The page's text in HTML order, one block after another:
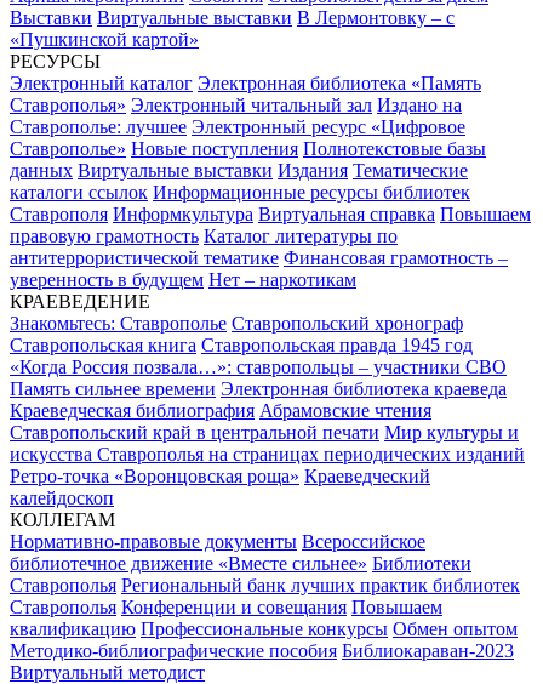
Выставки Виртуальные выставки В Лермонтовку – с
«Пушкинской картой»
РЕСУРСЫ
Электронный каталог Электронная библиотека «Память
Ставрополья» Электронный читальный зал Издано на
Ставрополье: лучшее Электронный ресурс «Цифровое
Ставрополье» Новые поступления Полнотекстовые базы
данных Виртуальные выставки Издания Тематические
каталоги ссылок Информационные ресурсы библиотек
Ставрополя Информкультура Виртуальная справка Повышаем
правовую грамотность Каталог литературы по
антитеррористической тематике Финансовая грамотность –
уверенность в будущем Нет – наркотикам
КРАЕВЕДЕНИЕ
Знакомьтесь: Ставрополье Ставропольский хронограф
Ставропольская книга Ставропольская правда 1945 год
«Когда Россия позвала…»: ставропольцы – участники СВО
Память сильнее времени Электронная библиотека краеведа
Краеведческая библиография Абрамовские чтения
Ставропольский край в центральной печати Мир культуры и
искусства Ставрополья на страницах периодических изданий
Ретро-точка «Воронцовская роща» Краеведческий
калейдоскоп
КОЛЛЕГАМ
Нормативно-правовые документы Всероссийское
библиотечное движение «Вместе сильнее» Библиотеки
Ставрополья Региональный банк лучших практик библиотек
Ставрополья Конференции и совещания Повышаем
квалификацию Профессиональные конкурсы Обмен опытом
Методико-библиографические пособия Библиокараван-2023
Виртуальный методист